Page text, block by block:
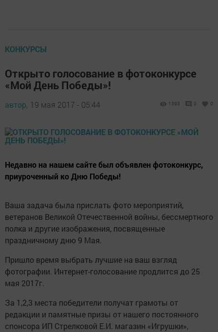
КОНКУРСЫ
Открыто голосование в фотоконкурсе
«Мой День Победы»!
автор, 19 мая 2017 - 05:44 1393 0 0
Недавно на нашем сайте был объявлен фотоконкурс,
приуроченный ко Дню Победы!
Ваша задача была прислать фото мероприятий,
ветеранов Великой Отечественной войны, бессмертного
полка и другие изображения, посвященные
праздничному дню 9 Мая.
Пришло время выбрать лучшие на ваш взгляд
фотографии. Интернет-голосование продлится до 25
мая 2017г.
За 1,2,3 места победители получат грамоты от
редакции и памятные призы от нашего постоянного
спонсора ИП Стрелковой Е.И. магазин «Игрушки»,